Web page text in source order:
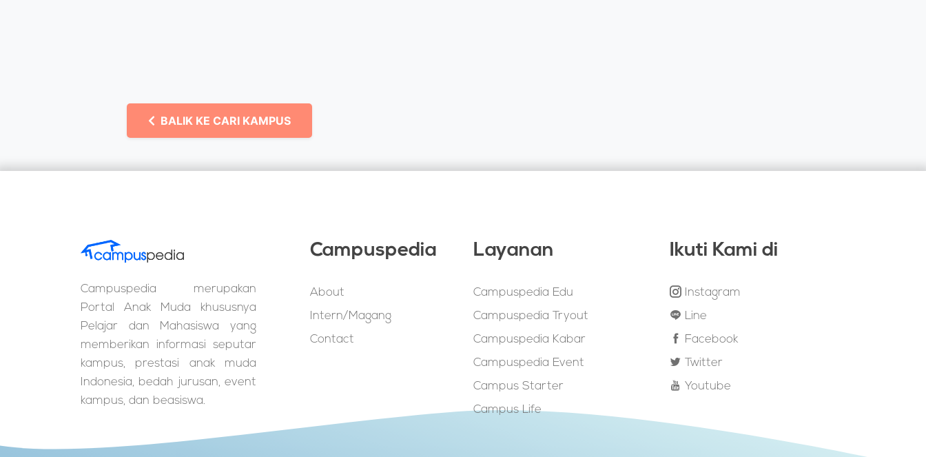
BALIK KE CARI KAMPUS
Campuspedia merupakan
Portal Anak Muda khususnya
Pelajar dan Mahasiswa yang
memberikan informasi seputar
kampus, prestasi anak muda
Indonesia, bedah jurusan, event
kampus, dan beasiswa.
Campuspedia
About
Intern/Magang
Contact
Layanan
Campuspedia Edu
Campuspedia Tryout
Campuspedia Kabar
Campuspedia Event
Campus Starter
Campus Life
Ikuti Kami di
Instagram
Line
Facebook
Twitter
Youtube